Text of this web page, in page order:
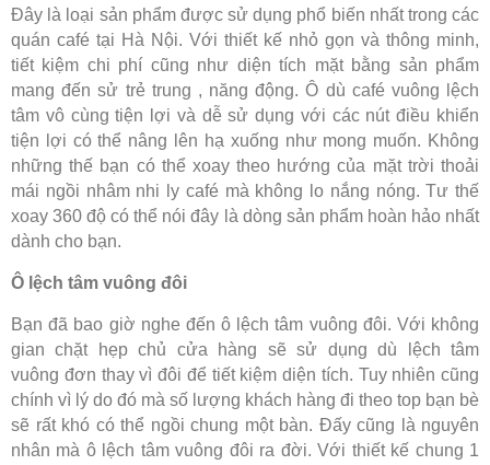
Đây là loại sản phẩm được sử dụng phổ biến nhất trong các
quán café tại Hà Nội. Với thiết kế nhỏ gọn và thông minh,
tiết kiệm chi phí cũng như diện tích mặt bằng sản phẩm
mang đến sử trẻ trung , năng động. Ô dù café vuông lệch
tâm vô cùng tiện lợi và dễ sử dụng với các nút điều khiển
tiện lợi có thể nâng lên hạ xuống như mong muốn. Không
những thế bạn có thể xoay theo hướng của mặt trời thoải
mái ngồi nhâm nhi ly café mà không lo nắng nóng. Tư thế
xoay 360 độ có thể nói đây là dòng sản phẩm hoàn hảo nhất
dành cho bạn.
Ô lệch tâm vuông đôi
Bạn đã bao giờ nghe đến ô lệch tâm vuông đôi. Với không
gian chặt hẹp chủ cửa hàng sẽ sử dụng dù lệch tâm
vuông đơn thay vì đôi để tiết kiệm diện tích. Tuy nhiên cũng
chính vì lý do đó mà số lượng khách hàng đi theo top bạn bè
sẽ rất khó có thể ngồi chung một bàn. Đấy cũng là nguyên
nhân mà ô lệch tâm vuông đôi ra đời. Với thiết kế chung 1